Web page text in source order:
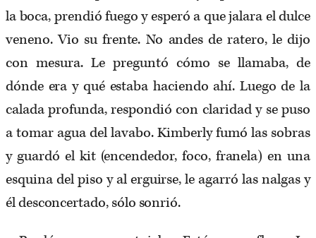
la boca, prendió fuego y esperó a que jalara el dulce
veneno. Vio su frente. No andes de ratero, le dijo
con mesura. Le preguntó cómo se llamaba, de
dónde era y qué estaba haciendo ahí. Luego de la
calada profunda, respondió con claridad y se puso
a tomar agua del lavabo. Kimberly fumó las sobras
y guardó el kit (encendedor, foco, franela) en una
esquina del piso y al erguirse, le agarró las nalgas y
él desconcertado, sólo sonrió.